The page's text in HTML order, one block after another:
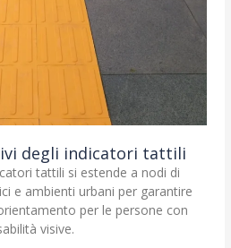
degli indicatori tattili
tattili si estende a nodi di
e ambienti urbani per garantire
per le persone con
visive.